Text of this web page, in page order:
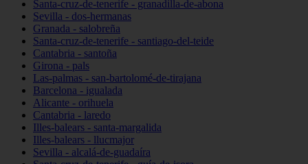
Santa-cruz-de-tenerife - granadilla-de-abona
Sevilla - dos-hermanas
Granada - salobreña
Santa-cruz-de-tenerife - santiago-del-teide
Cantabria - santoña
Girona - pals
Las-palmas - san-bartolomé-de-tirajana
Barcelona - igualada
Alicante - orihuela
Cantabria - laredo
Illes-balears - santa-margalida
Illes-balears - llucmajor
Sevilla - alcalá-de-guadaíra